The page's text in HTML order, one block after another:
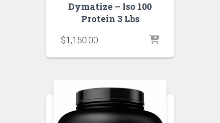
Dymatize – Iso 100
Protein 3 Lbs
$1,150.00